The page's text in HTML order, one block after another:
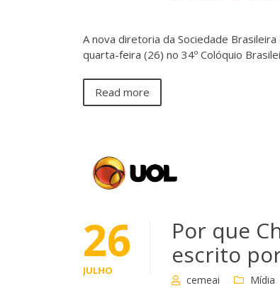
A nova diretoria da Sociedade
quarta-feira (26) no 34º Colóquio
Read more
26
JULHO
Por que
escrito
cemeai Mídia